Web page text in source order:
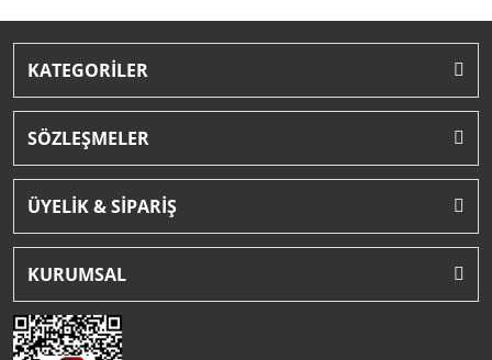
KATEGORİLER
SÖZLEŞMELER
ÜYELİK & SİPARİŞ
KURUMSAL